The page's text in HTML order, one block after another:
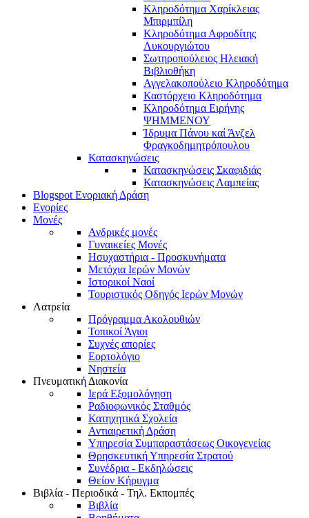
Κληροδότημα Χαρίκλειας
Μπιρμπίλη
Κληροδότημα Αφροδίτης
Λυκουργιώτου
Σωτηροπούλειος Ηλειακή
Βιβλιοθήκη
Αγγελακοπούλειο Κληροδότημα
Καστόρχειο Κληροδότημα
Κληροδότημα Ειρήνης
ΨΗΜΜΕΝΟΥ
Ίδρυμα Πάνου καί Άνζελ
Φραγκοδημητρόπουλου
Κατασκηνώσεις
Κατασκηνώσεις Σκαφιδιάς
Κατασκηνώσεις Λαμπείας
Blogspot Ενοριακή Δράση
Ενορίες
Μονές
Ανδρικές μονές
Γυναικείες Μονές
Ησυχαστήρια - Προσκυνήματα
Μετόχια Ιερών Μονών
Ιστορικοί Ναοί
Τουριστικός Οδηγός Ιερών Μονών
Λατρεία
Πρόγραμμα Ακολουθιών
Τοπικοί Άγιοι
Συχνές απορίες
Εορτολόγιο
Νηστεία
Πνευματική Διακονία
Ιερά Εξομολόγηση
Ραδιοφωνικός Σταθμός
Κατηχητικά Σχολεία
Αντιαιρετική Δράση
Υπηρεσία Συμπαραστάσεως Οικογενείας
Θρησκευτική Υπηρεσία Στρατού
Συνέδρια - Εκδηλώσεις
Θείον Κήρυγμα
Βιβλία - Περιοδικά - Τηλ. Εκπομπές
Βιβλία